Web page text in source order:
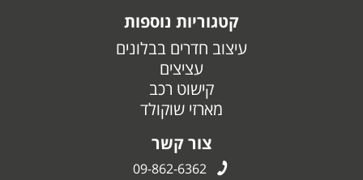
קטגוריות נוספות
עיצוב חדרים בבלונים
עציצים
קישוט רכב
מארזי שוקולד
צור קשר
09-862-6362